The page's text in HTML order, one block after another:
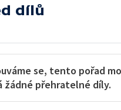
dílů
se, tento pořad
žádné přehratelné díly.